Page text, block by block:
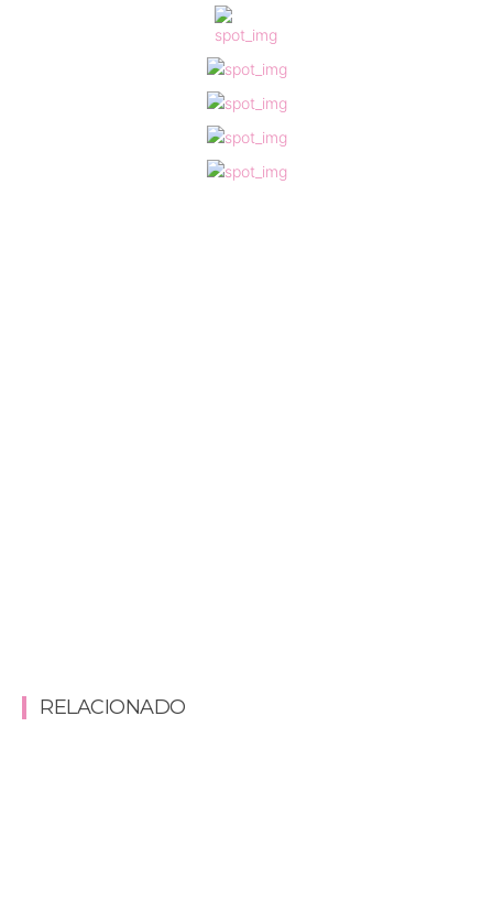
RELACIONADO